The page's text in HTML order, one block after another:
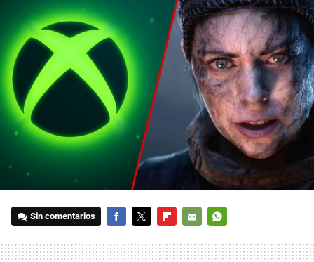
Sin comentarios
MAIL